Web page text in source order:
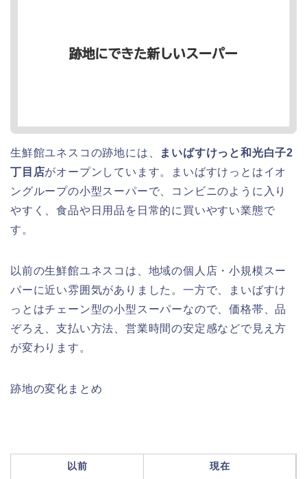
生鮮館ユネスコの跡地には、
まいばすけっと和光白子2
丁目店がオープンしています。まいばすけっとはイオ
ングループの小型スーパーで、コンビニのように入り
やすく、食品や日用品を日常的に買いやすい業態で
す。
以前の生鮮館ユネスコは、地域の個人店・小規模スー
パーに近い雰囲気がありました。一方で、まいばすけ
っとはチェーン型の小型スーパーなので、価格帯、品
ぞろえ、支払い方法、営業時間の安定感などで見え方
が変わります。
跡地の変化まとめ
以前 現在